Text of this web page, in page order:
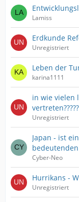
Lamiss
Erdkunde
Unregistriert
Leben der
karina1111
in wie vielen
vertreten?????
Unregistriert
Japan - ist
Cyber-Neo
Hurrikans -
Unregistriert